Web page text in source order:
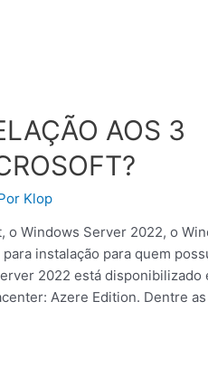
AOS 3
Klop
Windows Server 2022, o
instalação para quem
2022 está disponibilizado
Azere Edition. Dentre